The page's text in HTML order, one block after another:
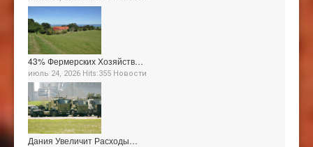
43% Фермерских Хозяйств…
июль 24, 2026 Hits:355 Новости
Дания Увеличит Расходы…